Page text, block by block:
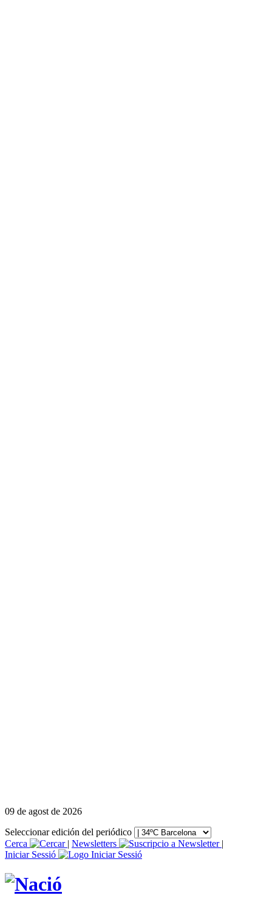
09 de agost de 2026
Seleccionar edición del periódico
Cerca
| Newsletters
|
Iniciar Sessió